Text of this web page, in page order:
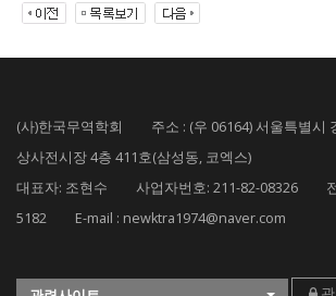
(사)한국무역학회 주소 : (우 06164) 서울특별시
상사전시장 4층 411호(삼성동, 코엑스)
대표자: 조현수 사업자번호: 211-82-08326 전
5182 E-mail : newktra1974@naver.com